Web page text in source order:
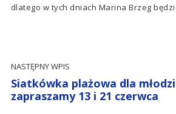
dlatego w tych dniach Marina Brzeg
NASTĘPNY WPIS
Siatkówka plażowa dla
zapraszamy 13 i 21 czerwca